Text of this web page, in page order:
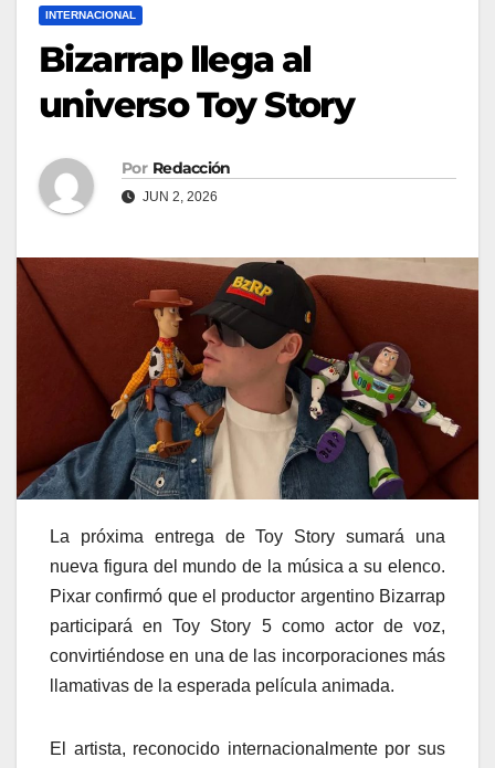
INTERNACIONAL
Bizarrap llega al
universo Toy Story
Por Redacción
JUN 2, 2026
La próxima entrega de Toy Story sumará una
nueva figura del mundo de la música a su elenco.
Pixar confirmó que el productor argentino Bizarrap
participará en Toy Story 5 como actor de voz,
convirtiéndose en una de las incorporaciones más
llamativas de la esperada película animada.
El artista, reconocido internacionalmente por sus